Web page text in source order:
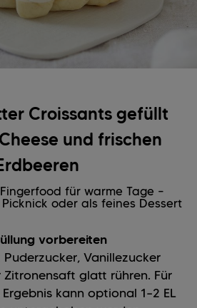
Croissants gefüllt
und frischen
für warme Tage –
oder als feines Dessert
vorbereiten
Puderzucker, Vanillezucker
Zitronensaft glatt rühren. Für
kann optional 1–2 EL